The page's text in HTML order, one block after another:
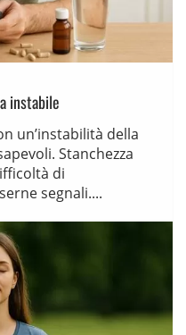
instabile
un’instabilità della
Stanchezza
di
segnali....